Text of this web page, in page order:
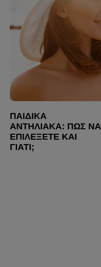
ΠΑΙΔΙΚΆ
ΑΝΤΗΛΙΑΚΆ: ΠΏΣ ΝΑ
ΕΠΙΛΈΞΕΤΕ ΚΑΙ
ΓΙΑΤΊ;